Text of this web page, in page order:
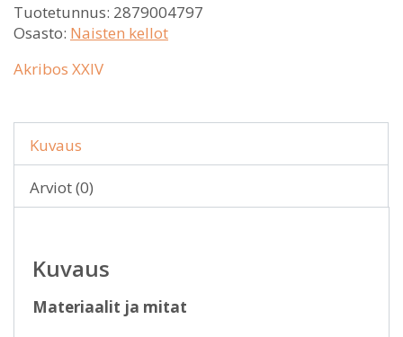
Tuotetunnus: 2879004797
Osasto: Naisten kellot
Akribos XXIV
Kuvaus
Arviot (0)
Kuvaus
Materiaalit ja mitat